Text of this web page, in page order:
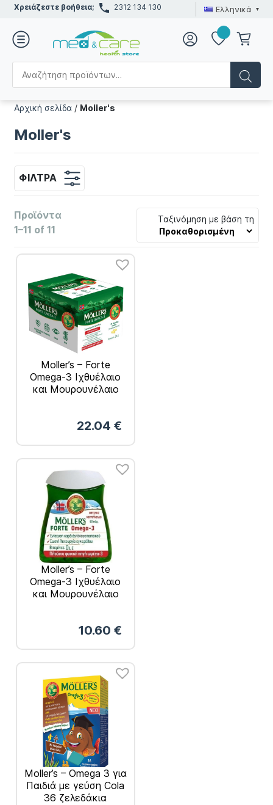
Χρειάζεστε βοήθεια; 2312 134 130 Ελληνικά
Αρχική σελίδα / Moller's
Moller's
ΦΊΛΤΡΑ
Προϊόντα
1–11 of 11
Ταξινόμηση με βάση τη
Moller’s – Forte
Omega-3 Ιχθυέλαιο
και Μουρουνέλαιο
22.04 €
Moller’s – Forte
Omega-3 Ιχθυέλαιο
και Μουρουνέλαιο
10.60 €
Moller’s – Omega 3 για
Παιδιά με γεύση Cola
36 ζελεδάκια